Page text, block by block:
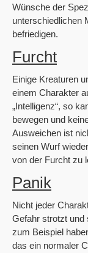
Wünsche der
unterschiedlichen
befriedigen.
Furcht
Einige Kreaturen
einem Charakter
„Intelligenz“, so
bewegen und
Ausweichen ist
seinen Wurf
von der Furcht zu
Panik
Nicht jeder
Gefahr strotzt und
zum Beispiel
das ein normaler